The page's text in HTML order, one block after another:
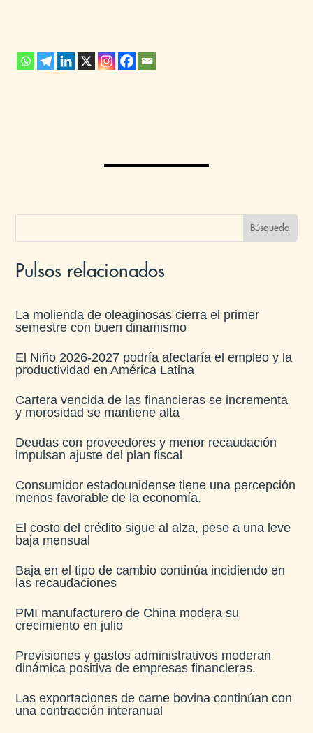
Pulsos relacionados
La molienda de oleaginosas cierra el primer
semestre con buen dinamismo​
El Niño 2026-2027 podría afectaría el empleo y la
productividad en América Latina​
Cartera vencida de las financieras se incrementa
y morosidad se mantiene alta​
Deudas con proveedores y menor recaudación
impulsan ajuste del plan fiscal​
Consumidor estadounidense tiene una percepción
menos favorable de la economía​.
El costo del crédito sigue al alza, pese a una leve
baja mensual​
Baja en el tipo de cambio continúa incidiendo en
las recaudaciones​
PMI manufacturero de China modera su
crecimiento en julio​
Previsiones y gastos administrativos moderan
dinámica positiva de empresas financieras​.
Las exportaciones de carne bovina continúan con
una contracción interanual